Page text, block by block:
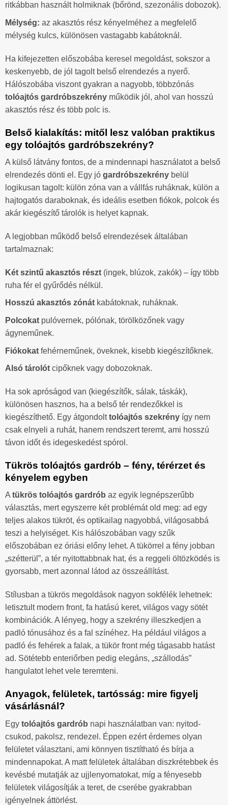
ritkábban használt holmiknak (bőrönd, szezonális dobozok).
Mélység: az akasztós rész kényelméhez a megfelelő
mélység kulcs, különösen vastagabb kabátoknál.
Ha kifejezetten előszobába keresel megoldást, sokszor a
keskenyebb, de jól tagolt belső elrendezés a nyerő.
Hálószobába viszont gyakran a nagyobb, többzónás
tolóajtós gardróbszekrény működik jól, ahol van hosszú
akasztós rész és több polc is.
Belső kialakítás: mitől lesz valóban praktikus
egy tolóajtós gardróbszekrény?
A külső látvány fontos, de a mindennapi használatot a belső
elrendezés dönti el. Egy jó gardróbszekrény belül
logikusan tagolt: külön zóna van a vállfás ruháknak, külön a
hajtogatós daraboknak, és ideális esetben fiókok, polcok és
akár kiegészítő tárolók is helyet kapnak.
A legjobban működő belső elrendezések általában
tartalmaznak:
Két szintű akasztós részt (ingek, blúzok, zakók) – így több
ruha fér el gyűrődés nélkül.
Hosszú akasztós zónát kabátoknak, ruháknak.
Polcokat pulóvernek, pólónak, törölközőnek vagy
ágyneműnek.
Fiókokat fehérneműnek, öveknek, kisebb kiegészítőknek.
Alsó tárolót cipőknek vagy dobozoknak.
Ha sok apróságod van (kiegészítők, sálak, táskák),
különösen hasznos, ha a belső tér rendezőkkel is
kiegészíthető. Egy átgondolttolóajtós szekrény így nem
csak elnyeli a ruhát, hanem rendszert teremt, ami hosszú
távon időt és idegeskedést spórol.
Tükrös tolóajtós gardrób – fény, térérzet és
kényelem egyben
Atükrös tolóajtós gardrób az egyik legnépszerűbb
választás, mert egyszerre két problémát old meg: ad egy
teljes alakos tükröt, és optikailag nagyobbá, világosabbá
teszi a helyiséget. Kis hálószobában vagy szűk
előszobában ez óriási előny lehet. A tükörrel a fény jobban
„szétterül”, a tér nyitottabbnak hat, és a reggeli öltözködés is
gyorsabb, mert azonnal látod az összeállítást.
Stílusban a tükrös megoldások nagyon sokfélék lehetnek:
letisztult modern front, fa hatású keret, világos vagy sötét
kombinációk. A lényeg, hogy a szekrény illeszkedjen a
padló tónusához és a fal színéhez. Ha például világos a
padló és fehérek a falak, a tükör front még tágasabb hatást
ad. Sötétebb enteriőrben pedig elegáns, „szállodás”
hangulatot lehet vele teremteni.
Anyagok, felületek, tartósság: mire figyelj
vásárlásnál?
Egy tolóajtós gardrób napi használatban van: nyitod-
csukod, pakolsz, rendezel. Éppen ezért érdemes olyan
felületet választani, ami könnyen tisztítható és bírja a
mindennapokat. A matt felületek általában diszkrétebbek és
kevésbé mutatják az ujjlenyomatokat, míg a fényesebb
felületek világosítják a teret, de cserébe gyakrabban
igényelnek áttörlést.